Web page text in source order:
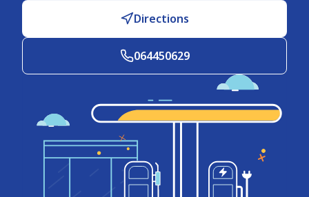
Directions
064450629